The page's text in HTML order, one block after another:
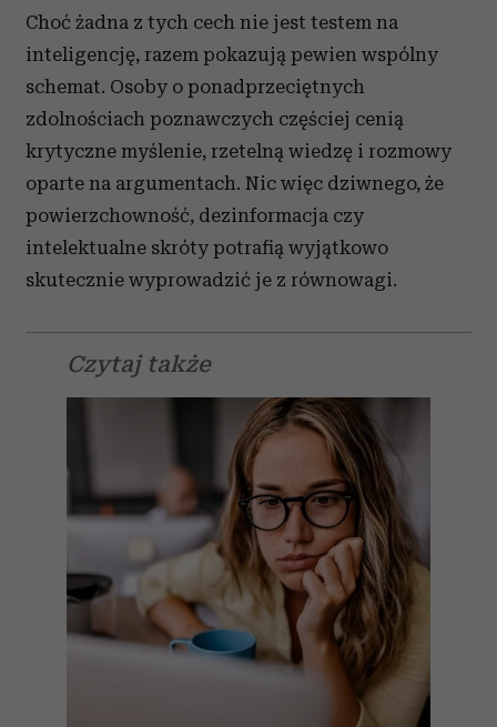
Choć żadna z tych cech nie jest testem na
inteligencję, razem pokazują pewien wspólny
schemat. Osoby o ponadprzeciętnych
zdolnościach poznawczych częściej cenią
krytyczne myślenie, rzetelną wiedzę i rozmowy
oparte na argumentach. Nic więc dziwnego, że
powierzchowność, dezinformacja czy
intelektualne skróty potrafią wyjątkowo
skutecznie wyprowadzić je z równowagi.
Czytaj także